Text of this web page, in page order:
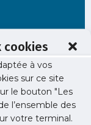
cookies
à vos
sur ce site
le bouton "Les
l’ensemble des
votre terminal.
2/"]